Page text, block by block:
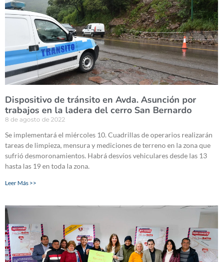
Dispositivo de tránsito en Avda. Asunción por
trabajos en la ladera del cerro San Bernardo
8 de agosto de 2022
Se implementará el miércoles 10. Cuadrillas de operarios realizarán
tareas de limpieza, mensura y mediciones de terreno en la zona que
sufrió desmoronamientos. Habrá desvíos vehiculares desde las 13
hasta las 19 en toda la zona.
Leer Más >>